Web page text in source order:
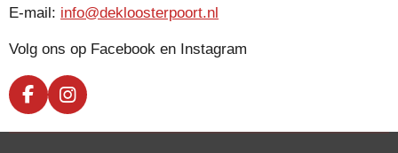
E-mail: info@dekloosterpoort.nl
Volg ons op Facebook en Instagram
F
a
c
I
n
s